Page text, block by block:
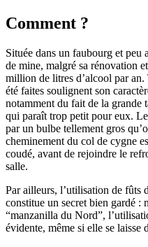
Comment ?
Située dans un faubourg et peu
de mine, malgré sa rénovation
million de litres d’alcool par
été faites soulignent son
notamment du fait de la grande
qui paraît trop petit pour eux.
par un bulbe tellement gros
cheminement du col de cygne
coudé, avant de rejoindre le
salle.
Par ailleurs, l’utilisation de fûts
constitue un secret bien gardé :
“manzanilla du Nord”,
évidente, même si elle se laisse